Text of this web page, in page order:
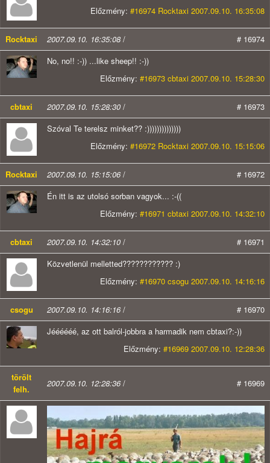
Előzmény: #16974 Rocktaxi 2007.09.10. 16:35:08
Rocktaxi 2007.09.10. 16:35:08 /
# 16974
No, no!! :-)) ...like sheep!! :-))
Előzmény: #16973 cbtaxi 2007.09.10. 15:28:30
cbtaxi 2007.09.10. 15:28:30 /
# 16973
Szóval Te terelsz minket?? :))))))))))))))
Előzmény: #16972 Rocktaxi 2007.09.10. 15:15:06
Rocktaxi 2007.09.10. 15:15:06/
# 16972
Én itt is az utolsó sorban vagyok... :-((
Előzmény: #16971 cbtaxi 2007.09.10. 14:32:10
cbtaxi 2007.09.10. 14:32:10 /
# 16971
Közvetlenül melletted???????????? :)
Előzmény: #16970 csogu 2007.09.10. 14:16:16
csogu 2007.09.10. 14:16:16/
# 16970
Jéééééé, az ott balról-jobbra a harmadik nem cbtaxi?:-))
Előzmény: #16969 2007.09.10. 12:28:36
törölt
felh.
2007.09.10. 12:28:36/ # 16969